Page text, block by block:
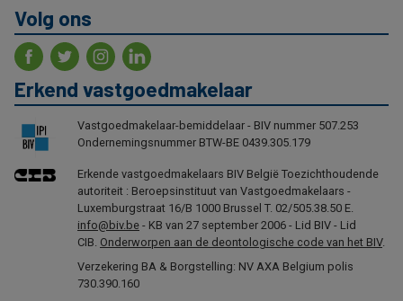
Volg ons
Erkend vastgoedmakelaar
Vastgoedmakelaar-bemiddelaar - BIV nummer 507.253
Ondernemingsnummer BTW-BE 0439.305.179
Erkende vastgoedmakelaars BIV België Toezichthoudende
autoriteit : Beroepsinstituut van Vastgoedmakelaars -
Luxemburgstraat 16/B 1000 Brussel T. 02/505.38.50 E.
info@biv.be - KB van 27 september 2006 - Lid BIV - Lid
CIB. Onderworpen aan de deontologische code van het BIV.
Verzekering BA & Borgstelling: NV AXA Belgium polis
730.390.160